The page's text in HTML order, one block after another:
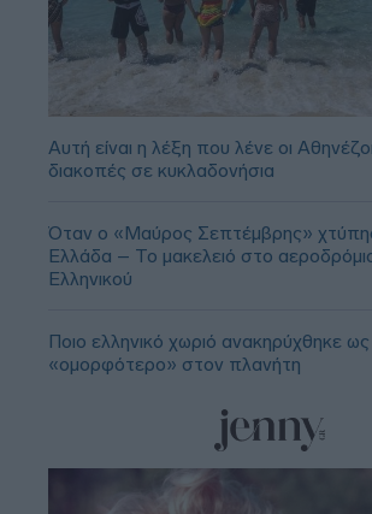
Αυτή είναι η λέξη που λένε οι
διακοπές σε κυκλαδονήσια
Όταν ο «Μαύρος Σεπτέμβρης»
Ελλάδα – Το μακελειό στο
Ελληνικού
Ποιο ελληνικό χωριό ανακηρύχθηκε
«ομορφότερο» στον πλανήτη